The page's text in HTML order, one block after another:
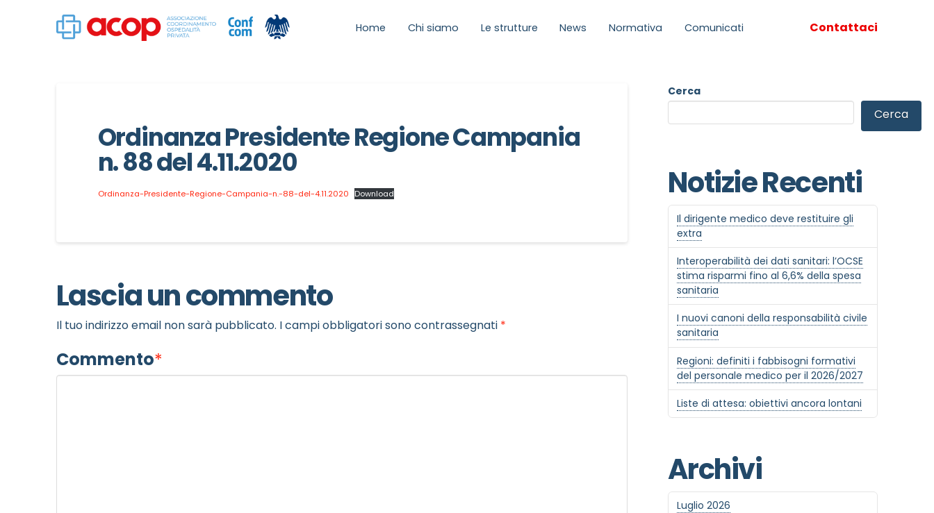
Home Chi siamo Le strutture News Normativa Comunicati Contattaci
Ordinanza Presidente Regione Campania
n. 88 del 4.11.2020
Ordinanza-Presidente-Regione-Campania-n.-88-del-4.11.2020 Download
Lascia un commento
Il tuo indirizzo email non sarà pubblicato. I campi obbligatori sono contrassegnati *
Commento*
Cerca
Cerca
Notizie Recenti
Il dirigente medico deve restituire gli
extra
Interoperabilità dei dati sanitari: l’OCSE
stima risparmi fino al 6,6% della spesa
sanitaria
I nuovi canoni della responsabilità civile
sanitaria
Regioni: definiti i fabbisogni formativi
del personale medico per il 2026/2027
Liste di attesa: obiettivi ancora lontani
Archivi
Luglio 2026